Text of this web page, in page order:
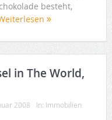
besteht,
in The World,
2008 In: Immobilien